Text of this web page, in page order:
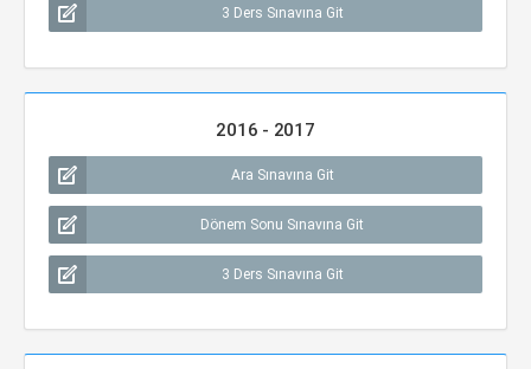
3 Ders Sınavına Git
2016 - 2017
Ara Sınavına Git
Dönem Sonu Sınavına Git
3 Ders Sınavına Git